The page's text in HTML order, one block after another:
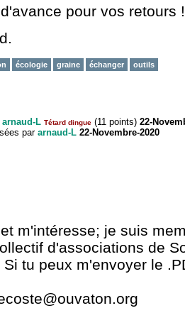
pour vos retours !
écologie graine échanger outils
arnaud-L Tétard dingue (11 points) 22-
par arnaud-L 22-Novembre-2020
m'intéresse; je suis
d'associations de
Si tu peux m'envoyer le